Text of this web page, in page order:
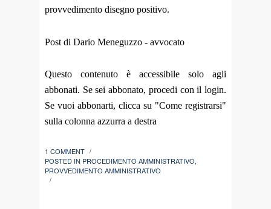
provvedimento disegno positivo.
Post di Dario Meneguzzo - avvocato
Questo contenuto è accessibile solo agli
abbonati. Se sei abbonato, procedi con il login.
Se vuoi abbonarti, clicca su "Come registrarsi"
sulla colonna azzurra a destra
1 COMMENT /
POSTED IN PROCEDIMENTO AMMINISTRATIVO,
PROVVEDIMENTO AMMINISTRATIVO
/